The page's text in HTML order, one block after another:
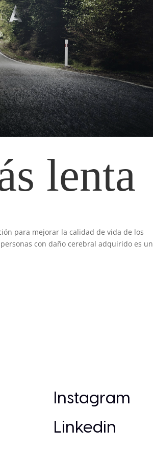
lenta
para mejorar la calidad de vida de los
con daño cerebral adquirido es un
Instagram
Linkedin